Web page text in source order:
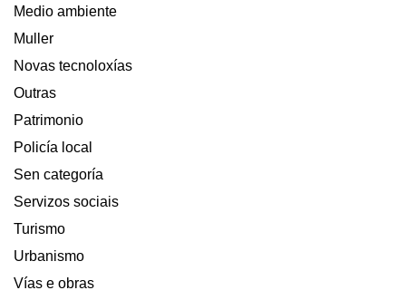
Medio ambiente
Muller
Novas tecnoloxías
Outras
Patrimonio
Policía local
Sen categoría
Servizos sociais
Turismo
Urbanismo
Vías e obras